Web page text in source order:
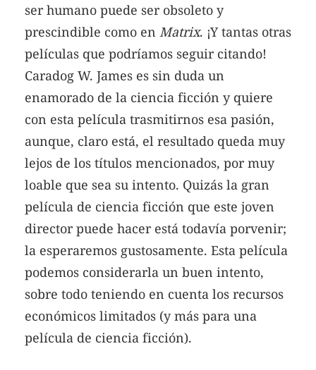
ser humano puede ser obsoleto y
prescindible como en Matrix. ¡Y tantas otras
películas que podríamos seguir citando!
Caradog W. James es sin duda un
enamorado de la ciencia ficción y quiere
con esta película trasmitirnos esa pasión,
aunque, claro está, el resultado queda muy
lejos de los títulos mencionados, por muy
loable que sea su intento. Quizás la gran
película de ciencia ficción que este joven
director puede hacer está todavía porvenir;
la esperaremos gustosamente. Esta película
podemos considerarla un buen intento,
sobre todo teniendo en cuenta los recursos
económicos limitados (y más para una
película de ciencia ficción).